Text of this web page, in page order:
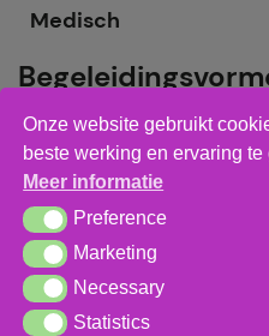
Medisch
Grote
Kleine
Individuele begeleiding
Onze website gebruikt
beste werking en ervaring te
Meer informatie
PreferencePreference
MarketingMarketing
NecessaryNecessary
StatisticsStatistics